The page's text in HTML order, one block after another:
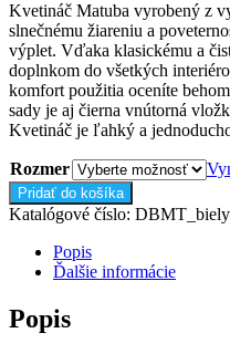
9.90€
through
13.50€
Kvetináč Matuba vyrobený z
slnečnému žiareniu a
výplet. Vďaka klasickému a
doplnkom do všetkých
komfort použitia oceníte
sady je aj čierna vnútorná
Kvetináč je ľahký a
Rozmer
množstvo
Kvetináč
Matuba
vnútornou
(biely)
Pridať do košíka
Katalógové číslo: DBMT_biely
Popis
Ďalšie informácie
Popis